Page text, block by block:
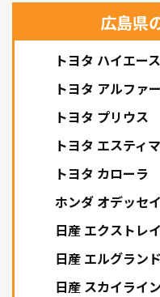
広島県
トヨタ ハイエー
トヨタ アルファ
トヨタ プリウス
トヨタ エスティマ
トヨタ カローラ
ホンダ オデッセイ
日産 エクストレ
日産 エルグランド
日産 スカイライン